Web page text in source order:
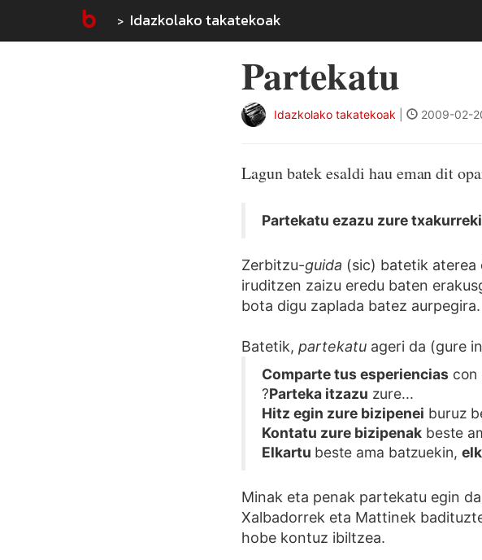
Idazkolako takatekoak
Partekatu
Idazkolako takatekoak 2009-02-
Lagun batek esaldi hau eman dit
Partekatu ezazu zure
Zerbitzu-guida (sic) batetik aterea
iruditzen zaizu eredu baten
bota digu zaplada batez aurpegira.
Batetik, partekatu ageri da (gure
Comparte tus esperiencias con
?Parteka itzazu zure...
Hitz egin zure bizipenei buruz
Kontatu zure bizipenak beste
Elkartu beste ama batzuekin,
Minak eta penak partekatu egin
Xalbadorrek eta Mattinek
hobe kontuz ibiltzea.